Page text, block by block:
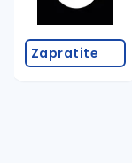
Zapratite